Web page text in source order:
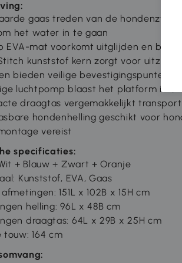
gaas treden van de
het water in te gaan
EVA-mat voorkomt uitglijden en
kunststof kern zorgt voor
bieden veilige bevestigingspunten
luchtpomp blaast het platform in
draagtas vergemakkelijkt
hondenhelling geschikt voor
vereist
specificaties:
+ Blauw + Zwart + Oranje
Kunststof, EVA, Gaas
151L x 102B x 15H cm
helling: 96L x 48B cm
draagtas: 64L x 29B x 25H cm
164 cm